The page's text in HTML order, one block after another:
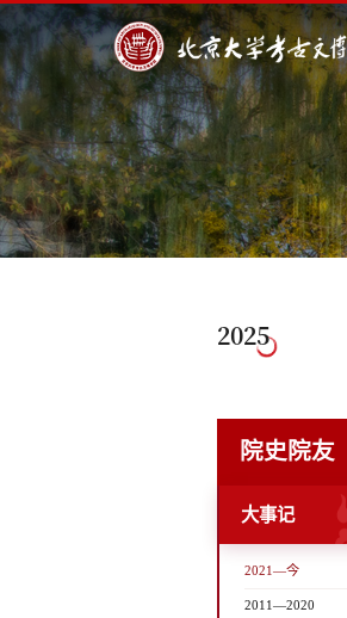
2025
院史院友
大事记
2021—今
2011—2020